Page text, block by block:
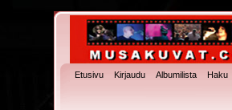
Etusivu Kirjaudu Albumilista Haku